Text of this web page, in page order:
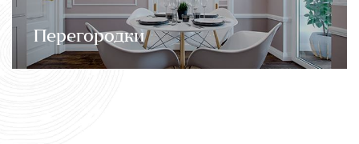
Перегородки